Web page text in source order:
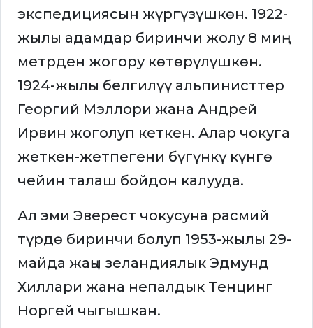
экспедициясын жүргүзүшкөн. 1922-
жылы адамдар биринчи жолу 8 миң
метрден жогору көтөрүлүшкөн.
1924-жылы белгилүү альпинисттер
Георгий Мэллори жана Андрей
Ирвин жоголуп кеткен. Алар чокуга
жеткен-жетпегени бүгүнкү күнгө
чейин талаш бойдон калууда.
Ал эми Эверест чокусуна расмий
түрдө биринчи болуп 1953-жылы 29-
майда жаңы зеландиялык Эдмунд
Хиллари жана непалдык Тенцинг
Норгей чыгышкан.